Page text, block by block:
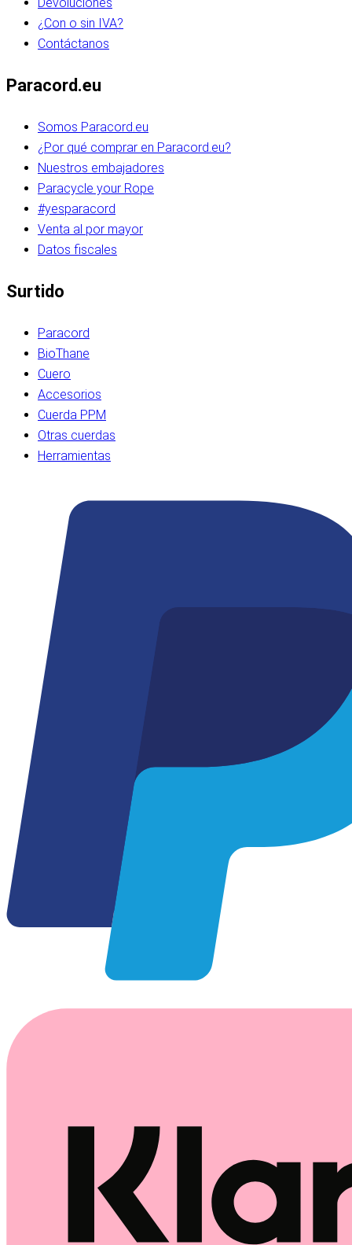
¿Con o sin IVA?
Contáctanos
Paracord.eu
Somos Paracord.eu
¿Por qué comprar en Paracord.eu?
Nuestros embajadores
Paracycle your Rope
#yesparacord
Venta al por mayor
Datos fiscales
Surtido
Paracord
BioThane
Cuero
Accesorios
Cuerda PPM
Otras cuerdas
Herramientas